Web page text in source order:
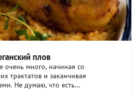
плов
очень много, начиная со
трактатов и заканчивая
Не думаю, что есть